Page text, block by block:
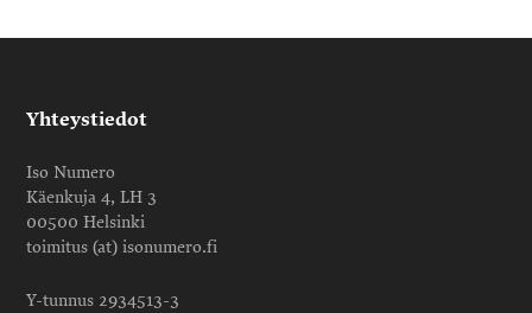
Yhteystiedot
Iso Numero
Käenkuja 4, LH 3
00500 Helsinki
toimitus (at) isonumero.fi
Y-tunnus 2934513-3